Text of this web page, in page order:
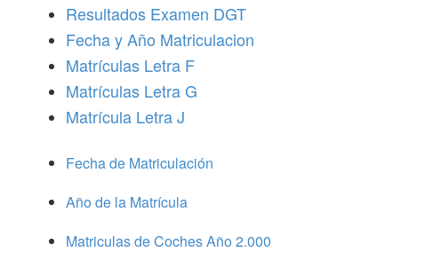
Resultados Examen DGT
Fecha y Año Matriculacion
Matrículas Letra F
Matrículas Letra G
Matrícula Letra J
Fecha de Matriculación
Año de la Matrícula
Matriculas de Coches Año 2.000